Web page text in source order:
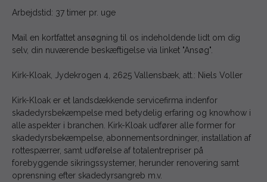
Arbejdstid: 37 timer pr. uge
Mail en kortfattet ansøgning til os indeholdende lidt om dig
selv, din nuværende beskæftigelse via linket "Ansøg".
Kirk-Kloak, Jydekrogen 4, 2625 Vallensbæk, att.: Niels Voller
Kirk-Kloak er et landsdækkende servicefirma indenfor
skadedyrsbekæmpelse med betydelig erfaring og knowhow i
alle aspekter i branchen. Kirk-Kloak udfører alle former for
skadedyrsbekæmpelse, abonnementsordninger, installation af
rottespærrer, samt udførelse af totalentrepriser på
forebyggende sikringssystemer, herunder renovering samt
oprensning efter skadedyrsangreb m.v.